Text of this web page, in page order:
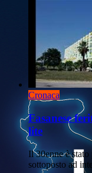
Cronaca
Fasanese
lite
Il 30enne è
sottoposto ad